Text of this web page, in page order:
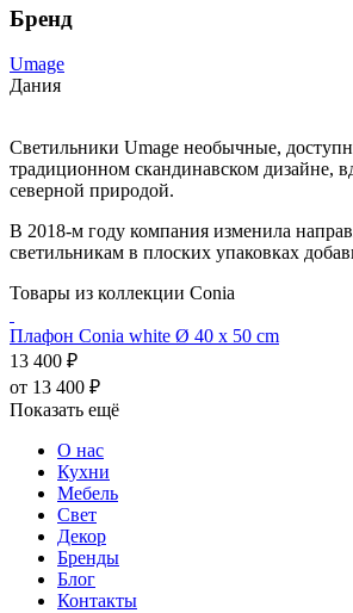
Бренд
Umage
Дания
Светильники Umage необычные,
традиционном скандинавском дизайне,
северной природой.
В 2018-м году компания изменила
светильникам в плоских упаковках
Товары из коллекции Conia
Плафон Conia white Ø 40 x 50 cm
13 400 ₽
от 13 400 ₽
Показать ещё
О нас
Кухни
Мебель
Свет
Декор
Бренды
Блог
Контакты